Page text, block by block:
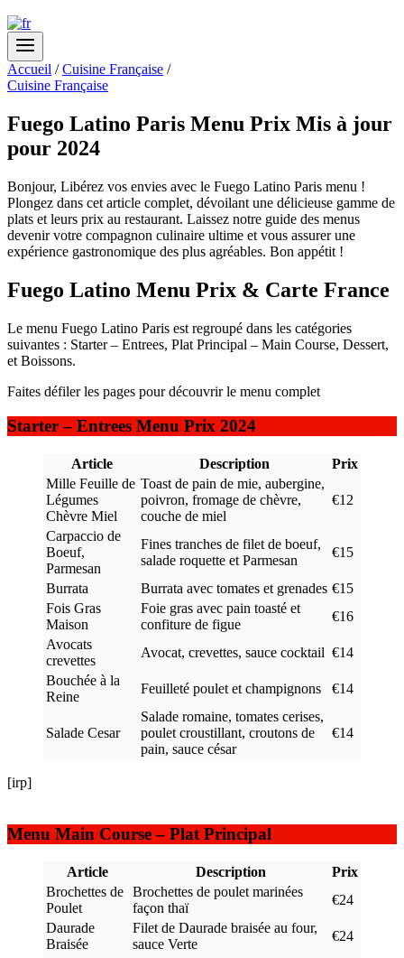
Accueil / Cuisine Française /
Cuisine Française
Fuego Latino Paris Menu Prix Mis à jour
pour 2024
Bonjour, Libérez vos envies avec le Fuego Latino Paris menu !
Plongez dans cet article complet, dévoilant une délicieuse gamme de
plats et leurs prix au restaurant. Laissez notre guide des menus
devenir votre compagnon culinaire ultime et vous assurer une
expérience gastronomique des plus agréables. Bon appétit !
Fuego Latino Menu Prix & Carte France
Le menu Fuego Latino Paris est regroupé dans les catégories
suivantes : Starter – Entrees, Plat Principal – Main Course, Dessert,
et Boissons.
Faites défiler les pages pour découvrir le menu complet
Starter – Entrees Menu Prix 2024
Article Description
Prix
Mille Feuille de
Légumes
Chèvre Miel
Toast de pain de mie, aubergine,
poivron, fromage de chèvre,
couche de miel
€12
Carpaccio de
Boeuf,
Parmesan
Fines tranches de filet de boeuf,
salade roquette et Parmesan
€15
Burrata Burrata avec tomates et grenades €15
Fois Gras
Maison
Foie gras avec pain toasté et
confiture de figue
€16
Avocats
crevettes
Avocat, crevettes, sauce cocktail €14
Bouchée à la
Reine
Feuilleté poulet et champignons €14
Salade Cesar
Salade romaine, tomates cerises,
poulet croustillant, croutons de
pain, sauce césar
€14
[irp]
Menu Main Course – Plat Principal
Article Description
Prix
Brochettes de
Poulet
Brochettes de poulet marinées
façon thaï
€24
Daurade
Braisée
Filet de Daurade braisée au four,
sauce Verte
€24